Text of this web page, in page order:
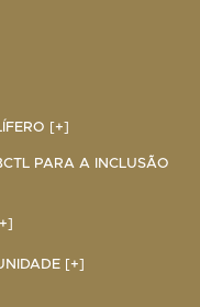
[+]
PARA A INCLUSÃO
[+]